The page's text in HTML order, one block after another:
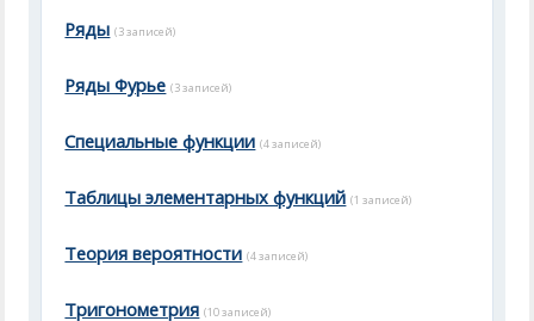
Ряды (3 записей)
Ряды Фурье (3 записей)
Специальные функции (4 записей)
Таблицы элементарных функций (1 записей)
Теория вероятности (4 записей)
Тригонометрия (10 записей)